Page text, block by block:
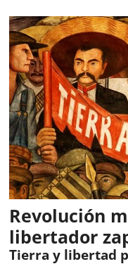
Revolución
libertador
Tierra y libertad